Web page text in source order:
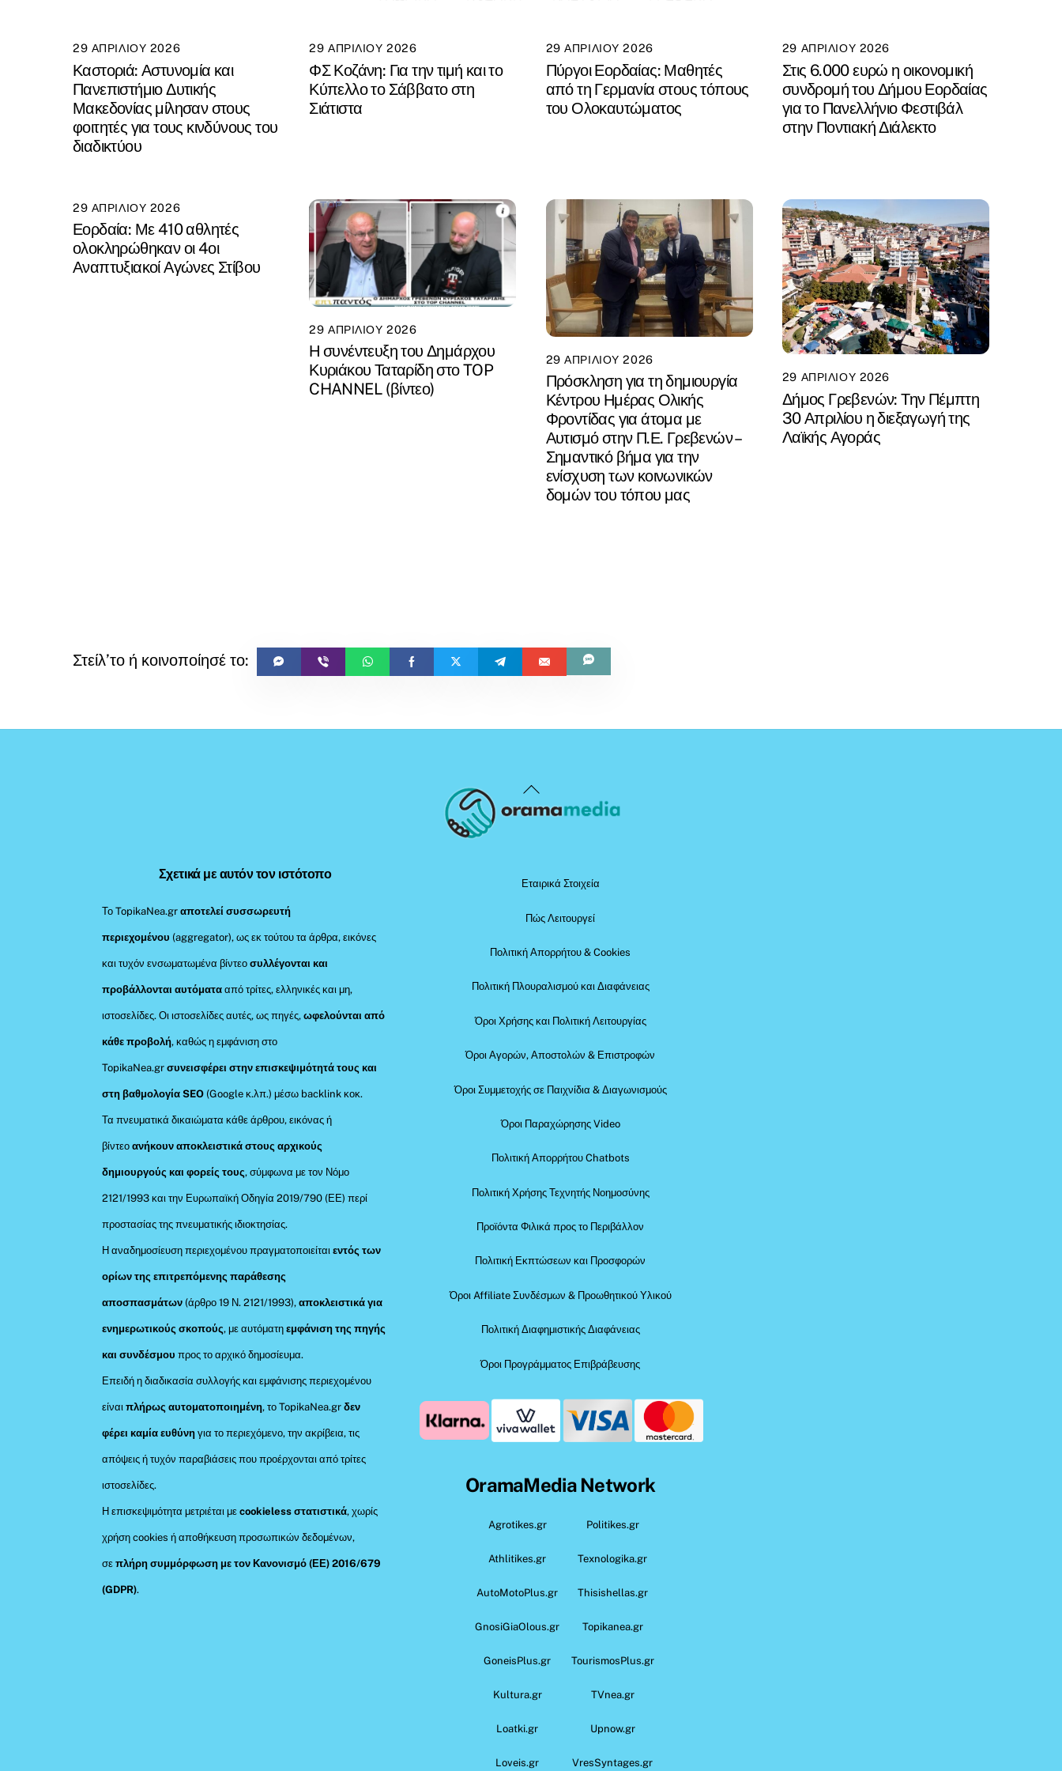
29 ΑΠΡΙΛΊΟΥ 2026
Καστοριά: Αστυνομία και
Πανεπιστήμιο Δυτικής
Μακεδονίας μίλησαν στους
φοιτητές για τους κινδύνους του
διαδικτύου
29 ΑΠΡΙΛΊΟΥ 2026
ΦΣ Κοζάνη: Για την τιμή και το
Κύπελλο το Σάββατο στη
Σιάτιστα
29 ΑΠΡΙΛΊΟΥ 2026
Πύργοι Εορδαίας: Μαθητές
από τη Γερμανία στους τόπους
του Ολοκαυτώματος
29 ΑΠΡΙΛΊΟΥ 2026
Στις 6.000 ευρώ η οικονομική
συνδρομή του Δήμου Εορδαίας
για το Πανελλήνιο Φεστιβάλ
στην Ποντιακή Διάλεκτο
29 ΑΠΡΙΛΊΟΥ 2026
Εορδαία: Με 410 αθλητές
ολοκληρώθηκαν οι 4οι
Αναπτυξιακοί Αγώνες Στίβου
29 ΑΠΡΙΛΊΟΥ 2026
Η συνέντευξη του Δημάρχου
Κυριάκου Ταταρίδη στο TOP
CHANNEL (βίντεο)
29 ΑΠΡΙΛΊΟΥ 2026
Πρόσκληση για τη δημιουργία
Κέντρου Ημέρας Ολικής
Φροντίδας για άτομα με
Αυτισμό στην Π.Ε. Γρεβενών –
Σημαντικό βήμα για την
ενίσχυση των κοινωνικών
δομών του τόπου μας
29 ΑΠΡΙΛΊΟΥ 2026
Δήμος Γρεβενών: Την Πέμπτη
30 Απριλίου η διεξαγωγή της
Λαϊκής Αγοράς
Back
To
Σχετικά με αυτόν τον ιστότοπο
Το TopikaNea.grαποτελεί συσσωρευτή
περιεχομένου (aggregator), ως εκ τούτου τα άρθρα, εικόνες
και τυχόν ενσωματωμένα βίντεοσυλλέγονται και
προβάλλονται αυτόματααπό τρίτες, ελληνικές και μη,
ιστοσελίδες. Οι ιστοσελίδες αυτές, ως πηγές,ωφελούνται από
κάθε προβολή, καθώς η εμφάνιση στο
TopikaNea.gr συνεισφέρει στην επισκεψιμότητά τους και
στη βαθμολογία SEO (Google κ.λπ.) μέσω backlink κοκ.
Τα πνευματικά δικαιώματα κάθε άρθρου, εικόνας ή
βίντεοανήκουν αποκλειστικά στους αρχικούς
δημιουργούς και φορείς τους, σύμφωνα με τον Νόμο
2121/1993 και την Ευρωπαϊκή Οδηγία 2019/790 (ΕΕ) περί
προστασίας της πνευματικής ιδιοκτησίας.
Η αναδημοσίευση περιεχομένου πραγματοποιείταιεντός των
ορίων της επιτρεπόμενης παράθεσης
αποσπασμάτων (άρθρο 19 Ν. 2121/1993), αποκλειστικά για
ενημερωτικούς σκοπούς, με αυτόματηεμφάνιση της πηγής
και συνδέσμου προς το αρχικό δημοσίευμα.
Επειδή η διαδικασία συλλογής και εμφάνισης περιεχομένου
είναιπλήρως αυτοματοποιημένη, το TopikaNea.grδεν
φέρει καμία ευθύνη για το περιεχόμενο, την ακρίβεια, τις
απόψεις ή τυχόν παραβιάσεις που προέρχονται από τρίτες
ιστοσελίδες.
Η επισκεψιμότητα μετριέται μεcookieless στατιστικά, χωρίς
χρήση cookies ή αποθήκευση προσωπικών δεδομένων,
σεπλήρη συμμόρφωση με τον Κανονισμό (ΕΕ) 2016/679
(GDPR).
Εταιρικά Στοιχεία
Πώς Λειτουργεί
Πολιτική Απορρήτου & Cookies
Πολιτική Πλουραλισμού και Διαφάνειας
Όροι Χρήσης και Πολιτική Λειτουργίας
Όροι Αγορών, Αποστολών & Επιστροφών
Όροι Συμμετοχής σε Παιχνίδια & Διαγωνισμούς
Όροι Παραχώρησης Video
Πολιτική Απορρήτου Chatbots
Πολιτική Χρήσης Τεχνητής Νοημοσύνης
Προϊόντα Φιλικά προς το Περιβάλλον
Πολιτική Εκπτώσεων και Προσφορών
Όροι Affiliate Συνδέσμων & Προωθητικού Υλικού
Πολιτική Διαφημιστικής Διαφάνειας
Όροι Προγράμματος Επιβράβευσης
OramaMedia Network
Agrotikes.gr Politikes.gr
Athlitikes.gr Texnologika.gr
AutoMotoPlus.gr Thisishellas.gr
GnosiGiaOlous.gr Topikanea.gr
GoneisPlus.gr TourismosPlus.gr
Kultura.gr TVnea.gr
Loatki.gr Upnow.gr
Loveis.gr VresSyntages.gr